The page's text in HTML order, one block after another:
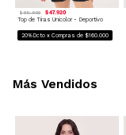
$ 59.900 $ 47.920
Top de Tiras Unicolor - Deportivo
20%Dcto x Compras de $160.000
Más Vendidos